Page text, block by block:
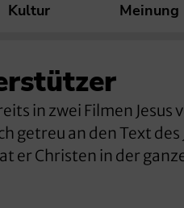
Kultur Meinung
in zwei Filmen
getreu an den Text
er Christen in der